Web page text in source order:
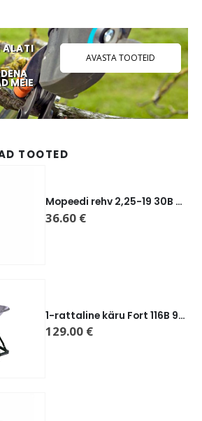
ALATI
MEIE
AVASTA TOOTEID
TOOTED
Mopeedi rehv 2,25-19 30B TT, Mitas M-02
36.60 €
1-rattaline käru Fort 116B 90L
129.00 €